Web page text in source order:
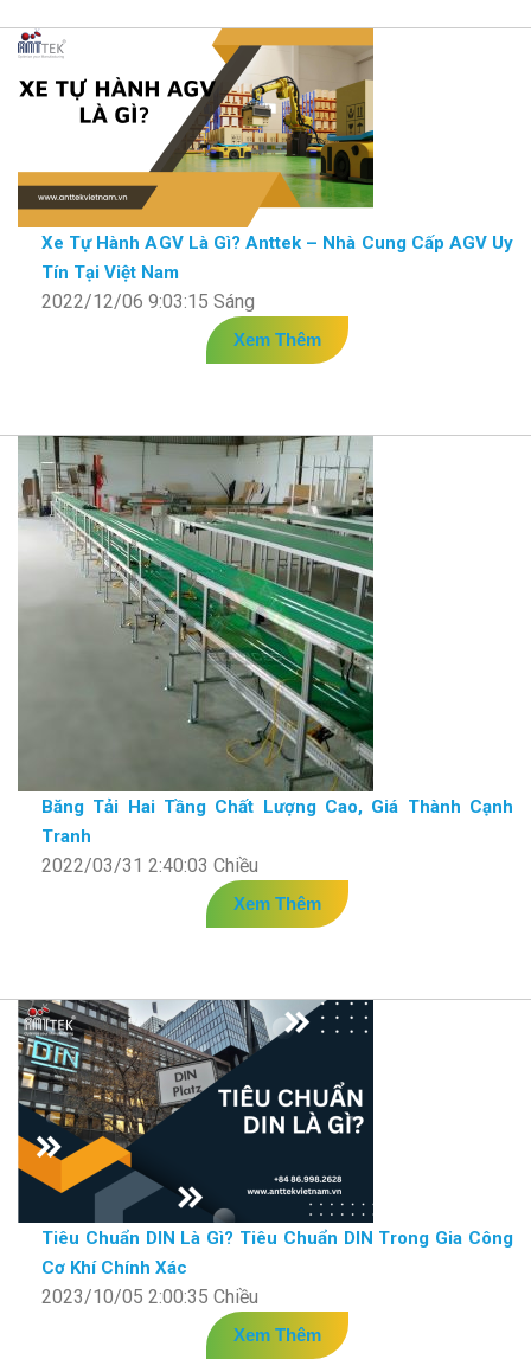
Xe Tự Hành AGV Là Gì? Anttek – Nhà Cung Cấp AGV Uy
Tín Tại Việt Nam
2022/12/06 9:03:15 Sáng
Xem Thêm
Băng Tải Hai Tầng Chất Lượng Cao, Giá Thành Cạnh
Tranh
2022/03/31 2:40:03 Chiều
Xem Thêm
Tiêu Chuẩn DIN Là Gì? Tiêu Chuẩn DIN Trong Gia Công
Cơ Khí Chính Xác
2023/10/05 2:00:35 Chiều
Xem Thêm